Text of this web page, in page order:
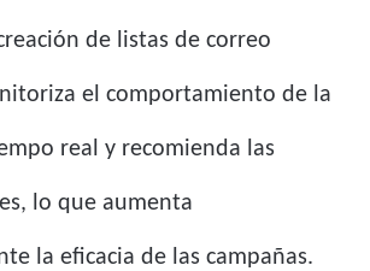
de listas de correo
el comportamiento de la
real y recomienda las
lo que aumenta
la eficacia de las campañas.